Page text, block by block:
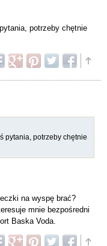
potrzeby chętnie
pytania, potrzeby chętnie
na wyspę brać?
mnie bezpośredni
Baska Voda.